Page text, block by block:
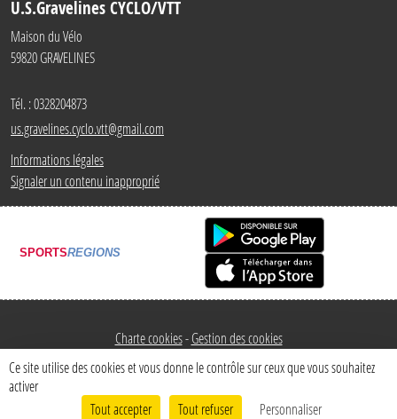
U.S.Gravelines CYCLO/VTT
Maison du Vélo
59820GRAVELINES
Tél. :0328204873
us.gravelines.cyclo.vtt@gmail.com
Informations légales
Signaler un contenu inapproprié
SPORTSREGIONS
Charte cookies Gestion des cookies
Envie de participer ? Connexion
Ce site utilise des cookies et vous donne le contrôle sur ceux que vous souhaitez
activer
Tout accepter
Tout refuser Personnaliser